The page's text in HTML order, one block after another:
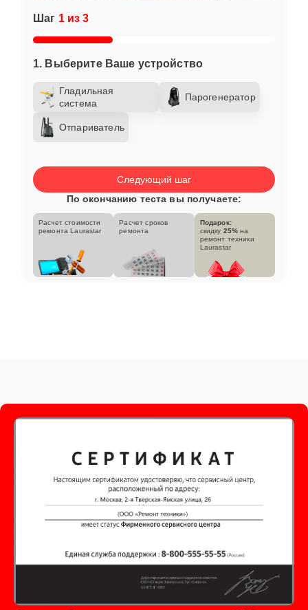
Шаг 1 из 3
1. Выберите Ваше устройство
Гладильная
система
Парогенератор
Отпариватель
Следующий шаг
По окончанию теста вы получаете:
Расчет стоимости
ремонта Laurastar
Расчет сроков
ремонта
Подарок:
скидку 25% на
ремонт техники
Laurastar